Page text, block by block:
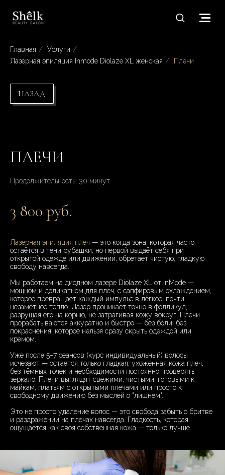
Главная / Услуги /
Лазерная эпиляция Inmode Diolaze XL женская / Плечи
НАЗАД
ПЛЕЧИ
Продолжительность: 30 минут
3 800 руб.
Лазерная эпиляция плеч — это когда зона, которая часто
остаётся в тени рубашки, но первой выдаёт себя при
открытой одежде или движении, обретает чистую, гладкую
свободу навсегда.
Мы работаем на диодном лазере Diolaze XL от InMode —
мощном и деликатном для плеч, с сапфировым охлаждением,
которое превращает каждый импульс в лёгкое, почти
незаметное тепло. Лазер проникает точно в фолликул,
разрушая его на корню, не затрагивая кожу вокруг. Плечи
прорабатываются аккуратно и быстро — без боли, без
покраснения, которое нельзя сразу скрыть одеждой или
кремом.
Уже после 5–7 сеансов (курс индивидуальный) волосы
исчезают — остаётся только гладкая, ухоженная кожа плеч,
без тёмных точек и необходимости постоянно проверять
зеркало. Плечи выглядят свежими, чистыми, готовыми к
майкам, платьям с открытыми плечами или просто к
свободному движению без мыслей о "лишнем".
Это не просто удаление волос — это свобода забыть о бритве
и раздражении на плечах навсегда. Гладкость, которая
ощущается как своя собственная кожа — только лучше.